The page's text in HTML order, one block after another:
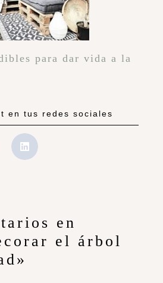
para dar vida a la
en tus redes sociales
en
el árbol